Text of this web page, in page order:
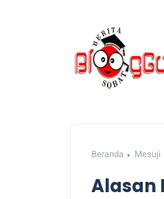
Beranda Mesuji
Alasan